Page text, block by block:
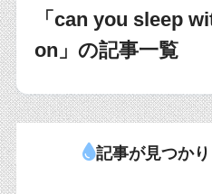
「can you sleep
on」の記事一覧
記事が見つかり